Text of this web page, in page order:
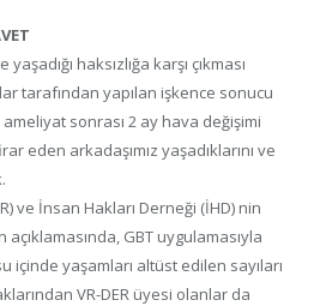
haksızlığa karşı çıkması
tarafından yapılan işkence sonucu
sonrası 2 ay hava değişimi
eden arkadaşımız yaşadıklarını ve
ve İnsan Hakları Derneği (İHD) nin
GBT uygulamasıyla
içinde yaşamları altüst edilen sayıları
VR-DER üyesi olanlar da